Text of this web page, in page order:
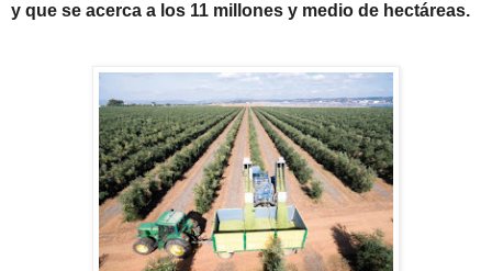
y que se acerca a los 11 millones y medio de hectáreas.